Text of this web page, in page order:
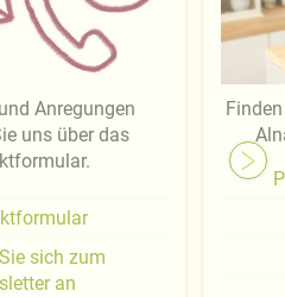
Anregungen
uns über das
sich zum
an